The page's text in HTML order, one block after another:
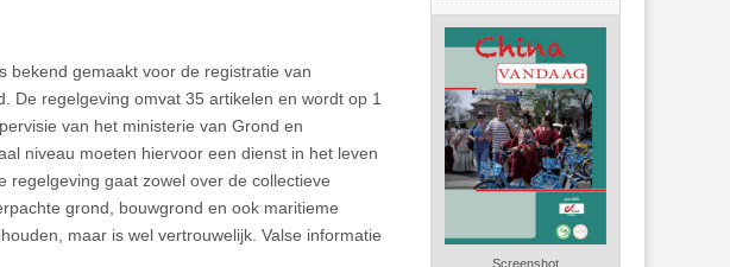
bekend gemaakt voor de registratie van
De regelgeving omvat 35 artikelen en wordt op 1
van het ministerie van Grond en
niveau moeten hiervoor een dienst in het leven
regelgeving gaat zowel over de collectieve
grond, bouwgrond en ook maritieme
maar is wel vertrouwelijk. Valse informatie
Screenshot